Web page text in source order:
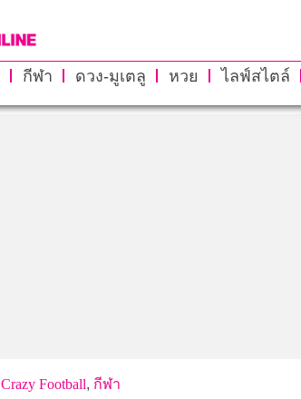
กีฬา ดวง-มูเตลู หวย ไลฟ์สไตล์
Crazy Football, กีฬา